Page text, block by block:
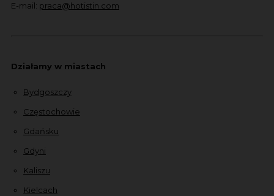
E-mail: praca@hotistin.com
Działamy w miastach
Bydgoszczy
Częstochowie
Gdańsku
Gdyni
Kaliszu
Kielcach